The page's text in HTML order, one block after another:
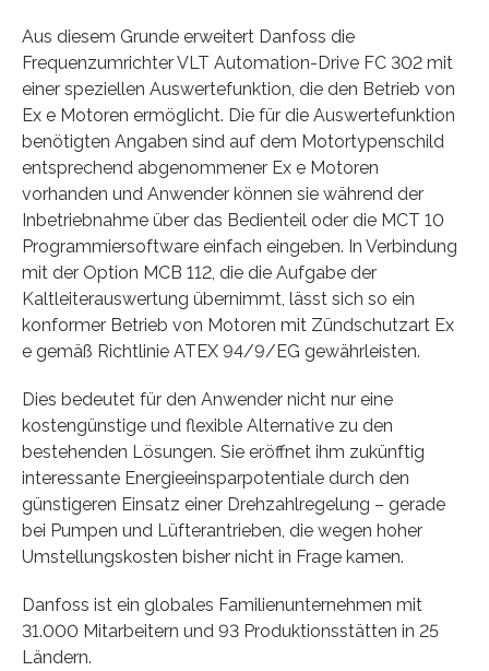
Aus diesem Grunde erweitert Danfoss die
Frequenzumrichter VLT Automation-Drive FC 302 mit
einer speziellen Auswertefunktion, die den Betrieb von
Ex e Motoren ermöglicht. Die für die Auswertefunktion
benötigten Angaben sind auf dem Motortypenschild
entsprechend abgenommener Ex e Motoren
vorhanden und Anwender können sie während der
Inbetriebnahme über das Bedienteil oder die MCT 10
Programmiersoftware einfach eingeben. In Verbindung
mit der Option MCB 112, die die Aufgabe der
Kaltleiterauswertung übernimmt, lässt sich so ein
konformer Betrieb von Motoren mit Zündschutzart Ex
e gemäß Richtlinie ATEX 94/9/EG gewährleisten.
Dies bedeutet für den Anwender nicht nur eine
kostengünstige und flexible Alternative zu den
bestehenden Lösungen. Sie eröffnet ihm zukünftig
interessante Energieeinsparpotentiale durch den
günstigeren Einsatz einer Drehzahlregelung – gerade
bei Pumpen und Lüfterantrieben, die wegen hoher
Umstellungskosten bisher nicht in Frage kamen.
Danfoss ist ein globales Familienunternehmen mit
31.000 Mitarbeitern und 93 Produktionsstätten in 25
Ländern.